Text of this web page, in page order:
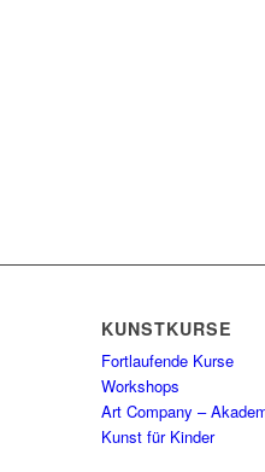
KUNSTKURSE
Fortlaufende Kurse
Workshops
Art Company –
Kunst für Kinder